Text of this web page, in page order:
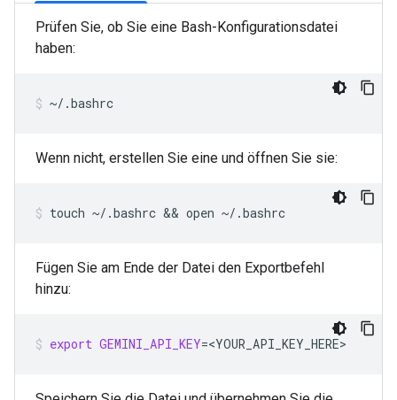
Prüfen Sie, ob Sie eine Bash-Konfigurationsdatei
haben:
~/.bashrc
Wenn nicht, erstellen Sie eine und öffnen Sie sie:
touch ~/.bashrc && open ~/.bashrc
Fügen Sie am Ende der Datei den Exportbefehl
hinzu:
export GEMINI_API_KEY=<YOUR_API_KEY_HERE>